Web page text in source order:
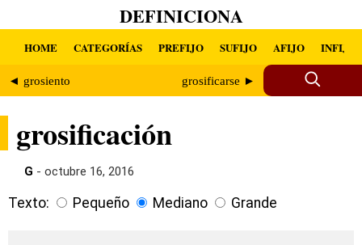
DEFINICIONA
HOME CATEGORÍAS PREFIJO SUFIJO AFIJO INFIJO
◄ grosiento grosificarse ►
grosificación
G - octubre 16, 2016
Texto: Pequeño Mediano Grande